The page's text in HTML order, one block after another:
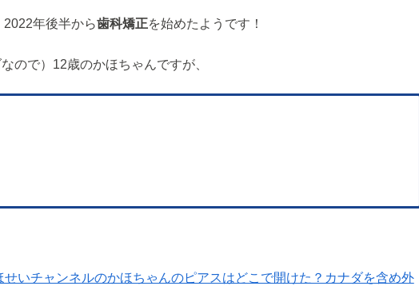
2022年後半から歯科矯正を始めたようです！
ので）12歳のかほちゃんですが、
せいチャンネルのかほちゃんのピアスはどこで開けた？カナダを含め外